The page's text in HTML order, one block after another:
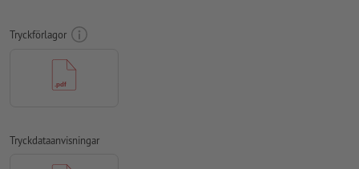
stavfel och sättningsfel
övertrycksinställningar
kommentarer
Hur skapar jag utskriftsdata korrekt?
Tryckförlagor
Tryckdataanvisningar